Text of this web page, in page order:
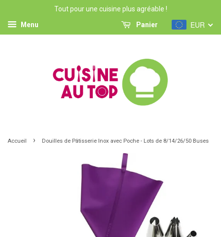
Tout pour une cuisine plus agréable !
Menu EUR
Panier
Accueil › Douilles de Pâtisserie Inox avec Poche - Lots de 8/14/26/50 Buses